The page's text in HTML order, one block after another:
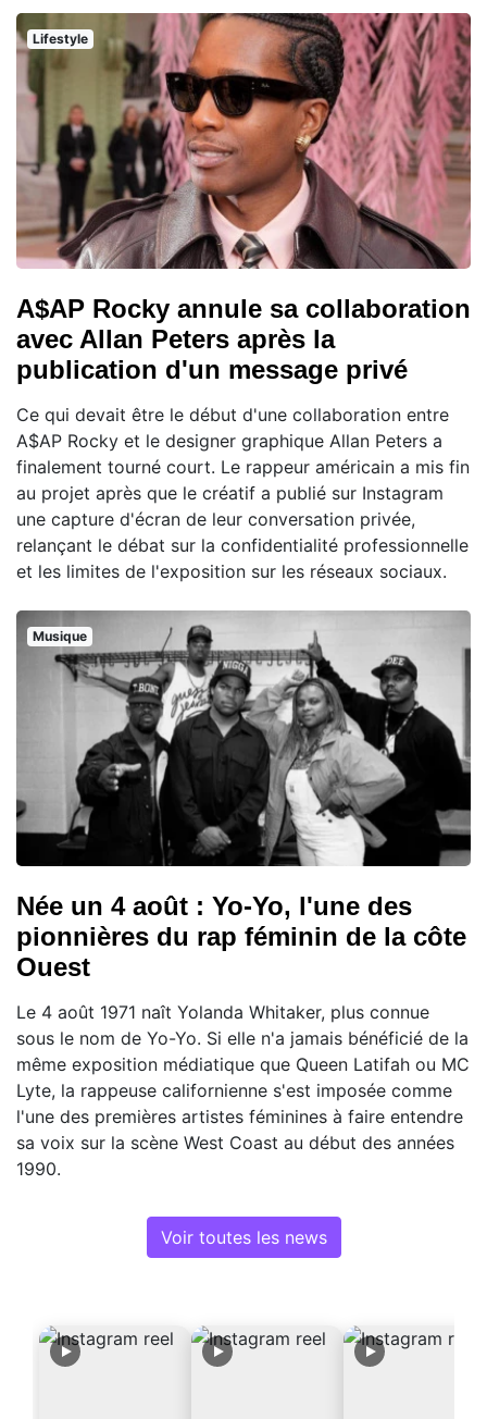
Lifestyle
A$AP Rocky annule sa collaboration
avec Allan Peters après la
publication d'un message privé
Ce qui devait être le début d'une collaboration entre
A$AP Rocky et le designer graphique Allan Peters a
finalement tourné court. Le rappeur américain a mis fin
au projet après que le créatif a publié sur Instagram
une capture d'écran de leur conversation privée,
relançant le débat sur la confidentialité professionnelle
et les limites de l'exposition sur les réseaux sociaux.
Musique
Née un 4 août : Yo-Yo, l'une des
pionnières du rap féminin de la côte
Ouest
Le 4 août 1971 naît Yolanda Whitaker, plus connue
sous le nom de Yo-Yo. Si elle n'a jamais bénéficié de la
même exposition médiatique que Queen Latifah ou MC
Lyte, la rappeuse californienne s'est imposée comme
l'une des premières artistes féminines à faire entendre
sa voix sur la scène West Coast au début des années
1990.
Voir toutes les news